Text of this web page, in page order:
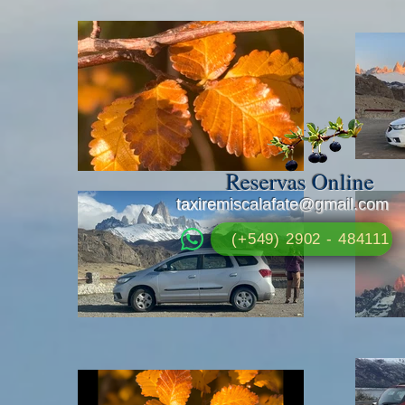
Reservas Online
taxiremiscalafate@gmail.com
(+549) 2902 - 484111